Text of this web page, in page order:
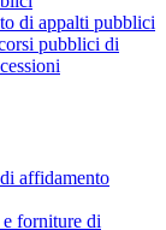
di appalti pubblici
pubblici di
affidamento
forniture di